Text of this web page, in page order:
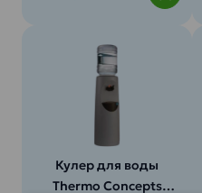
Тип кулера:
бутыли:
Температура
воды:
Кулер для воды
Thermo Concepts